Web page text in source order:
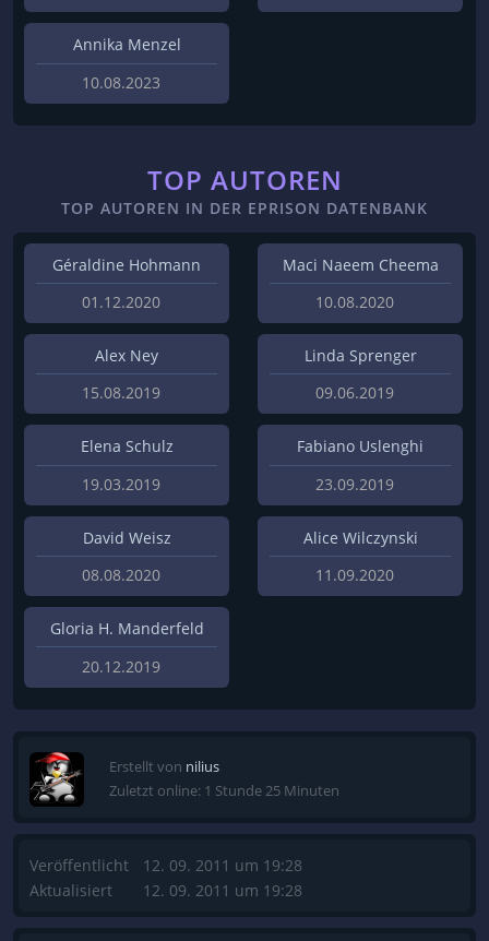
Annika Menzel
10.08.2023
TOP AUTOREN
TOP AUTOREN IN DER EPRISON DATENBANK
Géraldine Hohmann
01.12.2020
Maci Naeem Cheema
10.08.2020
Alex Ney
15.08.2019
Linda Sprenger
09.06.2019
Elena Schulz
19.03.2019
Fabiano Uslenghi
23.09.2019
David Weisz
08.08.2020
Alice Wilczynski
11.09.2020
Gloria H. Manderfeld
20.12.2019
Erstellt von nilius
Zuletzt online: 1 Stunde 25 Minuten
Veröffentlicht
Aktualisiert
12. 09. 2011 um 19:28
12. 09. 2011 um 19:28